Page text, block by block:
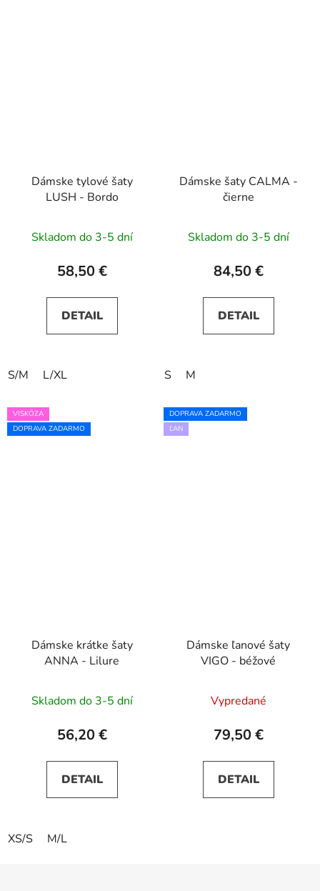
Dámske tylové šaty
LUSH - Bordo
Skladom do 3-5 dní
58,50 €
DETAIL
S/M L/XL
Dámske šaty CALMA -
čierne
Skladom do 3-5 dní
84,50 €
DETAIL
S M
VISKÓZA
DOPRAVA ZADARMO
Dámske krátke šaty
ANNA - Lilure
Skladom do 3-5 dní
56,20 €
DETAIL
XS/S M/L
DOPRAVA ZADARMO
ĽAN
Dámske ľanové šaty
VIGO - béžové
Vypredané
79,50 €
DETAIL